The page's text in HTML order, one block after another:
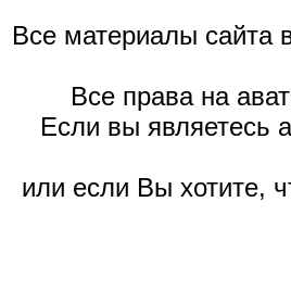
Все материалы сайта
Все права на
Если вы являетесь
или если Вы хотите,